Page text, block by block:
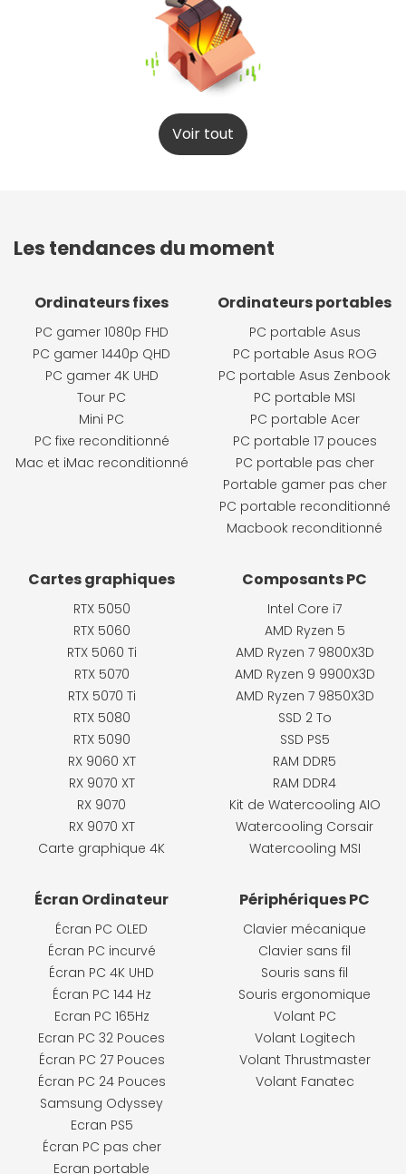
Voir tout
Les tendances du moment
Ordinateurs fixes
PC gamer 1080p FHD
PC gamer 1440p QHD
PC gamer 4K UHD
Tour PC
Mini PC
PC fixe reconditionné
Mac et iMac reconditionné
Ordinateurs portables
PC portable Asus
PC portable Asus ROG
PC portable Asus Zenbook
PC portable MSI
PC portable Acer
PC portable 17 pouces
PC portable pas cher
Portable gamer pas cher
PC portable reconditionné
Macbook reconditionné
Cartes graphiques
RTX 5050
RTX 5060
RTX 5060 Ti
RTX 5070
RTX 5070 Ti
RTX 5080
RTX 5090
RX 9060 XT
RX 9070 XT
RX 9070
RX 9070 XT
Carte graphique 4K
Composants PC
Intel Core i7
AMD Ryzen 5
AMD Ryzen 7 9800X3D
AMD Ryzen 9 9900X3D
AMD Ryzen 7 9850X3D
SSD 2 To
SSD PS5
RAM DDR5
RAM DDR4
Kit de Watercooling AIO
Watercooling Corsair
Watercooling MSI
Écran Ordinateur
Écran PC OLED
Écran PC incurvé
Écran PC 4K UHD
Écran PC 144 Hz
Ecran PC 165Hz
Ecran PC 32 Pouces
Écran PC 27 Pouces
Écran PC 24 Pouces
Samsung Odyssey
Ecran PS5
Écran PC pas cher
Ecran portable
Périphériques PC
Clavier mécanique
Clavier sans fil
Souris sans fil
Souris ergonomique
Volant PC
Volant Logitech
Volant Thrustmaster
Volant Fanatec